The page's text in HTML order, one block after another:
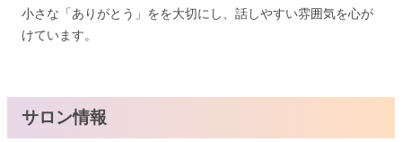
小さな「ありがとう」をを大切にし、話しやすい雰囲気を心が
けています。
サロン情報